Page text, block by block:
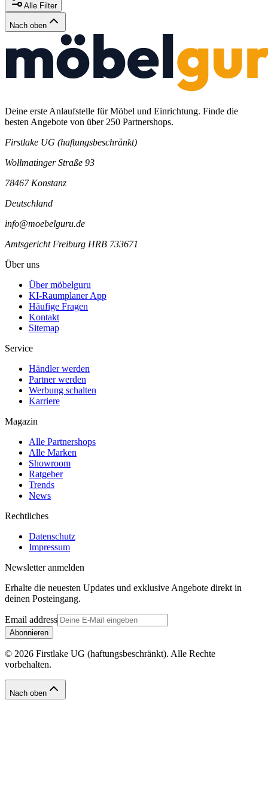
Alle Filter
Nach oben
Deine erste Anlaufstelle für Möbel und Einrichtung. Finde die
besten Angebote von über 250 Partnershops.
Firstlake UG (haftungsbeschränkt)
Wollmatinger Straße 93
78467 Konstanz
Deutschland
info@moebelguru.de
Amtsgericht Freiburg HRB 733671
Über uns
Über möbelguru
KI-Raumplaner App
Häufige Fragen
Kontakt
Sitemap
Service
Händler werden
Partner werden
Werbung schalten
Karriere
Magazin
Alle Partnershops
Alle Marken
Showroom
Ratgeber
Trends
News
Rechtliches
Datenschutz
Impressum
Newsletter anmelden
Erhalte die neuesten Updates und exklusive Angebote direkt in
deinen Posteingang.
Email address
Abonnieren
© 2026 Firstlake UG (haftungsbeschränkt). Alle Rechte
vorbehalten.
Nach oben